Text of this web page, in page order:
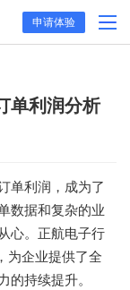
申请体验
单利润分析
单利润，成为了
数据和复杂的业
心。正航电子行
为企业提供了全
的持续提升。